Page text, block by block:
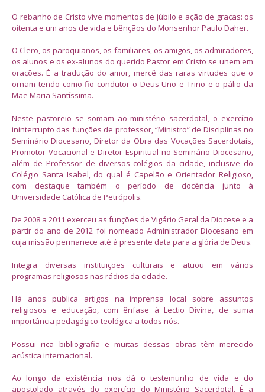
O rebanho de Cristo vive momentos de júbilo e ação de graças: os
oitenta e um anos de vida e bênçãos do Monsenhor Paulo Daher.
O Clero, os paroquianos, os familiares, os amigos, os admiradores,
os alunos e os ex-alunos do querido Pastor em Cristo se unem em
orações. É a tradução do amor, mercê das raras virtudes que o
ornam tendo como fio condutor o Deus Uno e Trino e o pálio da
Mãe Maria Santíssima.
Neste pastoreio se somam ao ministério sacerdotal, o exercício
ininterrupto das funções de professor, “Ministro” de Disciplinas no
Seminário Diocesano, Diretor da Obra das Vocações Sacerdotais,
Promotor Vocacional e Diretor Espiritual no Seminário Diocesano,
além de Professor de diversos colégios da cidade, inclusive do
Colégio Santa Isabel, do qual é Capelão e Orientador Religioso,
com destaque também o período de docência junto à
Universidade Católica de Petrópolis.
De 2008 a 2011 exerceu as funções de Vigário Geral da Diocese e a
partir do ano de 2012 foi nomeado Administrador Diocesano em
cuja missão permanece até à presente data para a glória de Deus.
Integra diversas instituições culturais e atuou em vários
programas religiosos nas rádios da cidade.
Há anos publica artigos na imprensa local sobre assuntos
religiosos e educação, com ênfase à Lectio Divina, de suma
importância pedagógico-teológica a todos nós.
Possui rica bibliografia e muitas dessas obras têm merecido
acústica internacional.
Ao longo da existência nos dá o testemunho de vida e do
apostolado através do exercício do Ministério Sacerdotal. É a